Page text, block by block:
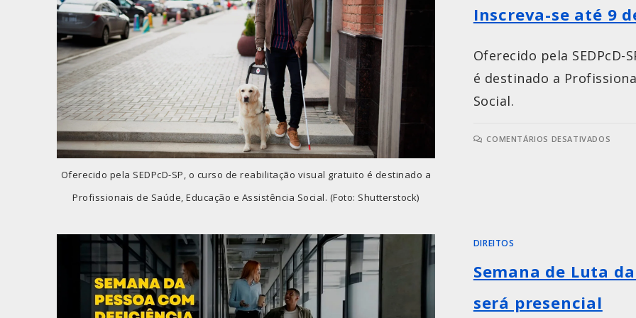
Oferecido pela SEDPcD-SP, o curso de reabilitação visual gratuito é destinado a
Profissionais de Saúde, Educação e Assistência Social. (Foto: Shutterstock)
Inscreva-se até 9
Oferecido pela
é destinado a
Social.
COMENTÁRIOS DESATIVADOS
DIREITOS
Semana de Luta
será presencial